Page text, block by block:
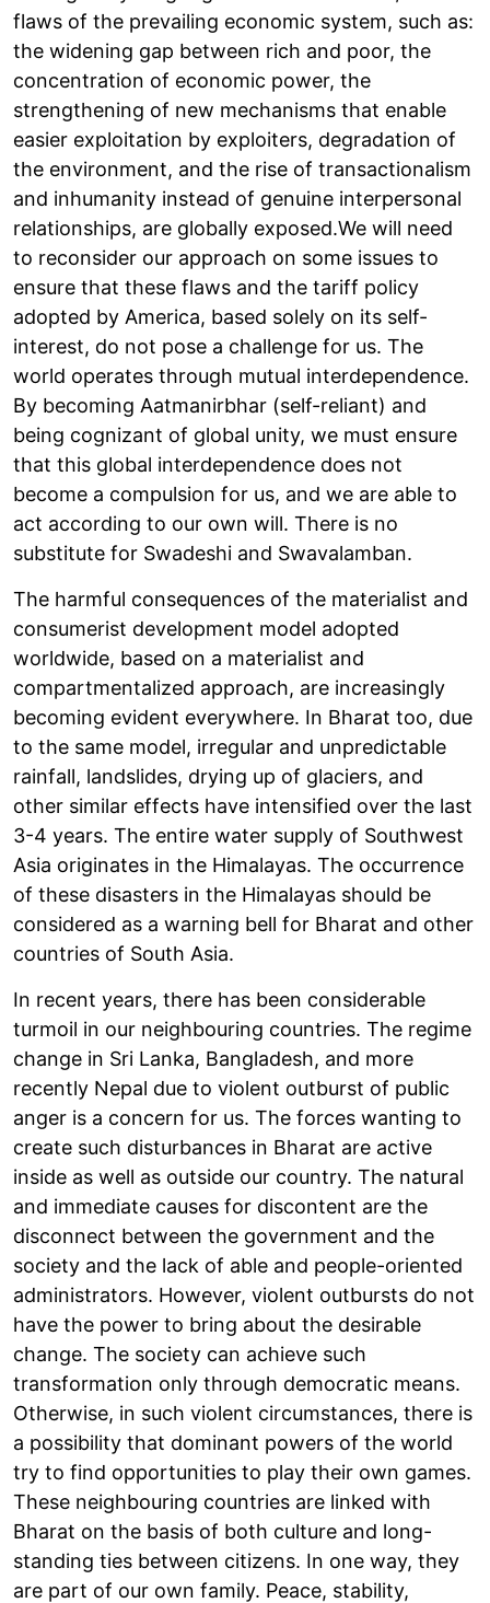
flaws of the prevailing economic system, such as:
the widening gap between rich and poor, the
concentration of economic power, the
strengthening of new mechanisms that enable
easier exploitation by exploiters, degradation of
the environment, and the rise of transactionalism
and inhumanity instead of genuine interpersonal
relationships, are globally exposed.We will need
to reconsider our approach on some issues to
ensure that these flaws and the tariff policy
adopted by America, based solely on its self-
interest, do not pose a challenge for us. The
world operates through mutual interdependence.
By becoming Aatmanirbhar (self-reliant) and
being cognizant of global unity, we must ensure
that this global interdependence does not
become a compulsion for us, and we are able to
act according to our own will. There is no
substitute for Swadeshi and Swavalamban.
The harmful consequences of the materialist and
consumerist development model adopted
worldwide, based on a materialist and
compartmentalized approach, are increasingly
becoming evident everywhere. In Bharat too, due
to the same model, irregular and unpredictable
rainfall, landslides, drying up of glaciers, and
other similar effects have intensified over the last
3-4 years. The entire water supply of Southwest
Asia originates in the Himalayas. The occurrence
of these disasters in the Himalayas should be
considered as a warning bell for Bharat and other
countries of South Asia.
In recent years, there has been considerable
turmoil in our neighbouring countries. The regime
change in Sri Lanka, Bangladesh, and more
recently Nepal due to violent outburst of public
anger is a concern for us. The forces wanting to
create such disturbances in Bharat are active
inside as well as outside our country. The natural
and immediate causes for discontent are the
disconnect between the government and the
society and the lack of able and people-oriented
administrators. However, violent outbursts do not
have the power to bring about the desirable
change. The society can achieve such
transformation only through democratic means.
Otherwise, in such violent circumstances, there is
a possibility that dominant powers of the world
try to find opportunities to play their own games.
These neighbouring countries are linked with
Bharat on the basis of both culture and long-
standing ties between citizens. In one way, they
are part of our own family. Peace, stability,